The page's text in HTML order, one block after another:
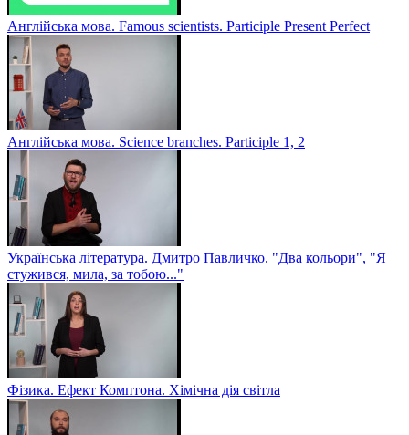
Англійська мова. Famous scientists. Participle Present Perfect
Англійська мова. Sсience branches. Participle 1, 2
Українська література. Дмитро Павличко. "Два кольори", "Я
стужився, мила, за тобою..."
Фізика. Ефект Комптона. Хімічна дія світла